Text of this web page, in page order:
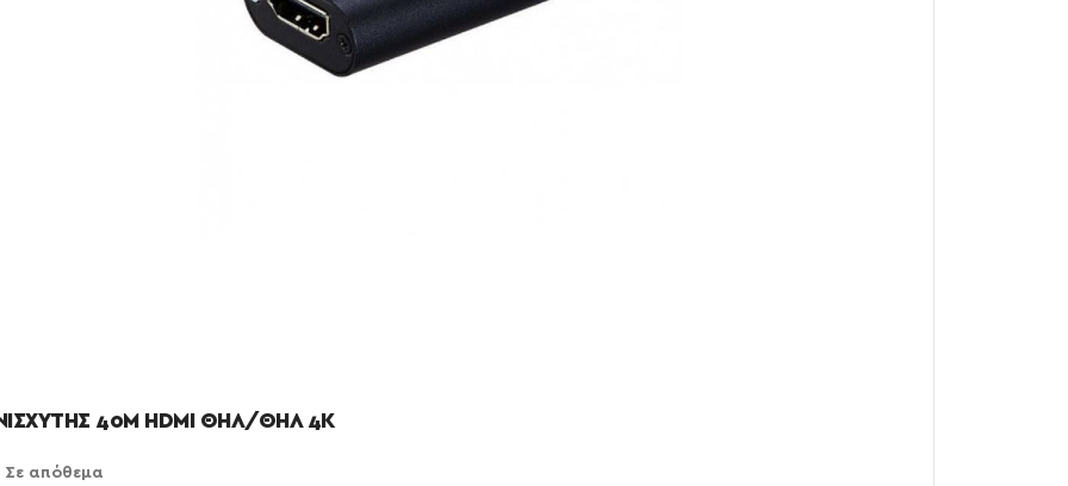
40M HDMI ΘΗΛ/ΘΗΛ 4K
Σε απόθεμα